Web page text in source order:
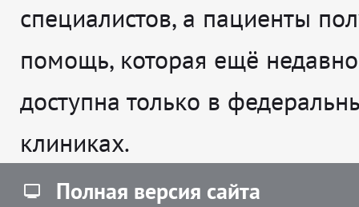
специалистов, а пациенты
помощь, которая ещё
доступна только в
клиниках.
Полная версия сайта